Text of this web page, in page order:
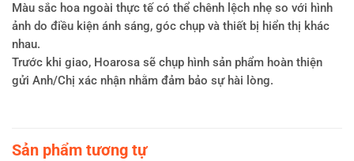
Màu sắc hoa ngoài thực tế có thể chênh lệch nhẹ so với hình
ảnh do điều kiện ánh sáng, góc chụp và thiết bị hiển thị khác
nhau.
Trước khi giao, Hoarosa sẽ chụp hình sản phẩm hoàn thiện
gửi Anh/Chị xác nhận nhằm đảm bảo sự hài lòng.
Sản phẩm tương tự